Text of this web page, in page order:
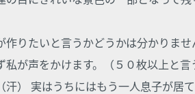
作りたいと言うかどうかは分かりま
私が声をかけます。（５０枚以上と言
汗） 実はうちにはもう一人息子が居